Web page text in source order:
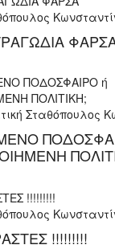
Σταθόπουλος
!!!!!!!!!